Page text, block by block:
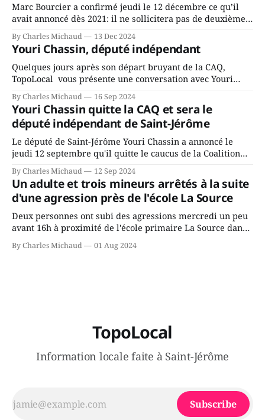
Marc Bourcier a confirmé jeudi le 12 décembre ce qu’il
avait annoncé dès 2021: il ne sollicitera pas de deuxième
mandat à titre de maire de Saint-Jérôme. Bourcier en a
fait l’annonce en s’adressant aux employés de la ville,
rassemblés en soirée pour leur traditionnel souper
By Charles Michaud 13 Dec 2024
Youri Chassin, député indépendant
Quelques jours après son départ bruyant de la CAQ,
TopoLocal vous présente une conversation avec Youri
Chassin. Nous avons causé de sa décision. Y songeait-il
depuis longtemps? Sera-t-il candidat indépendant dans 2
ans? Joindrait-il un autre parti, par exemple les
conservateurs d’Éric Duhaime? Que lui
By Charles Michaud 16 Sep 2024
Youri Chassin quitte la CAQ et sera le
député indépendant de Saint-Jérôme
Le député de Saint-Jérôme Youri Chassin a annoncé le
jeudi 12 septembre qu'il quitte le caucus de la Coalition
Avenir Québec de François Legault parce qu'il est déçu du
gouvernement de la CAQ, surtout de son incapacité, qu'il
juge chronique, à offrir des
By Charles Michaud 12 Sep 2024
Un adulte et trois mineurs arrêtés à la suite
d'une agression près de l'école La Source
Deux personnes ont subi des agressions mercredi un peu
avant 16h à proximité de l'école primaire La Source dans
le secteur Bellefeuille de Saint-Jérôme. L'une de deux
victimes aurait été écrasée sous un véhicule et aspergée
By Charles Michaud 01 Aug 2024
TopoLocal
Information locale faite à Saint-Jérôme
Subscribe